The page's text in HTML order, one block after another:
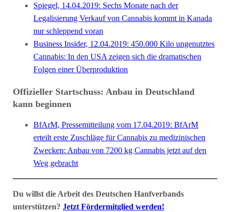
Spiegel, 14.04.2019: Sechs Monate nach der
Legalisierung Verkauf von Cannabis kommt in Kanada
nur schleppend voran
Business Insider, 12.04.2019: 450.000 Kilo ungenutztes
Cannabis: In den USA zeigen sich die dramatischen
Folgen einer Überproduktion
Offizieller Startschuss: Anbau in Deutschland
kann beginnen
BfArM, Pressemitteilung vom 17.04.2019: BfArM
erteilt erste Zuschläge für Cannabis zu medizinischen
Zwecken: Anbau von 7200 kg Cannabis jetzt auf den
Weg gebracht
Du willst die Arbeit des Deutschen Hanfverbands
unterstützen?Jetzt Fördermitglied werden!